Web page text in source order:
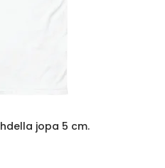
jopa 5 cm.